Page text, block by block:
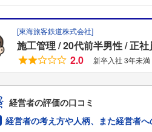
[東海旅客鉄道株式会社]
施工管理 20代前半男性 正社
2.0
新卒入社 3年未
経営者の評価の口コミ
経営者の考え方や人柄、また経営者